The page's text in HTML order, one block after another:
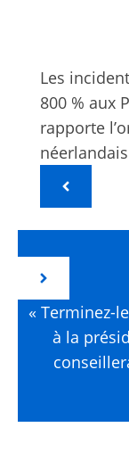
Les
800 % aux
rapporte
néerlandais
« Terminez-
à la